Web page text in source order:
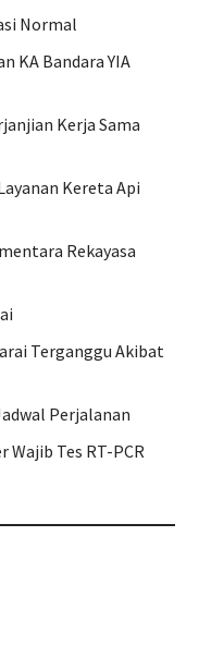
Normal
KA Bandara YIA
Kerja Sama
Kereta Api
Rekayasa
Terganggu Akibat
Perjalanan
Wajib Tes RT-PCR